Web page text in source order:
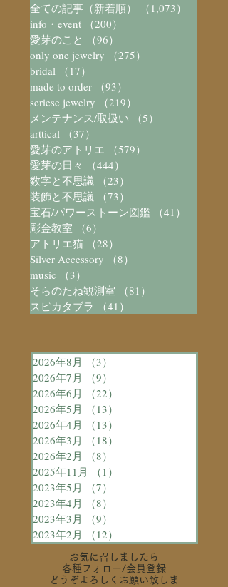
全ての記事（新着順） （1,073）
info・event
（200）
愛芽のこと
（96）
only one jewelry
（275）
bridal
（17）
made to order
（93）
seriese jewelry
（219）
メンテナンス/取扱い
（5）
arttical
（37）
愛芽のアトリエ
（579）
愛芽の日々
（444）
数字と不思議
（23）
装飾と不思議
（73）
宝石/パワーストーン図鑑
（41）
彫金教室
（6）
アトリエ猫
（28）
Silver Accessory
（8）
music
（3）
そらのたね観測室
（81）
スピカタブラ
（41）
2026年8月 （3）
2026年7月
（9）
2026年6月
（22）
2026年5月
（13）
2026年4月
（13）
2026年3月
（18）
2026年2月
（8）
2025年11月
（1）
2023年5月
（7）
2023年4月
（8）
2023年3月
（9）
2023年2月
（12）
お気に召しましたら
各種フォロー/会員登録
どうぞよろしくお願い致しま